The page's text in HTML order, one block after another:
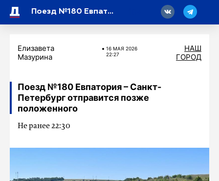
Поезд №180 Евпатория – Санкт-Петербург отправится позже положенного
Елизавета
Мазурина
16 МАЯ 2026
22:27
НАШ
ГОРОД
Поезд №180 Евпатория – Санкт-
Петербург отправится позже
положенного
Не ранее 22:30